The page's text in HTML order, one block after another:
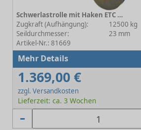
Schwerlastrolle mit Haken ETC 12-216E23 - Rollen-Ø 174 mm
Zugkraft (Aufhängung):
12500 kg
Seildurchmesser:
23 mm
Artikel-Nr.: 81669
Mehr Details
1.369,00 €
zzgl. Versandkosten
Lieferzeit: ca. 3 Wochen